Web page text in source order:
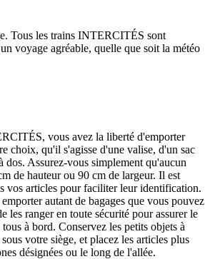
Tous les trains INTERCITÉS sont
voyage agréable, quelle que soit la météo
vous avez la liberté d'emporter
choix, qu'il s'agisse d'une valise, d'un sac
dos. Assurez-vous simplement qu'aucun
de hauteur ou 90 cm de largeur. Il est
vos articles pour faciliter leur identification.
autant de bagages que vous pouvez
les ranger en toute sécurité pour assurer le
à bord. Conservez les petits objets à
votre siège, et placez les articles plus
désignées ou le long de l'allée.